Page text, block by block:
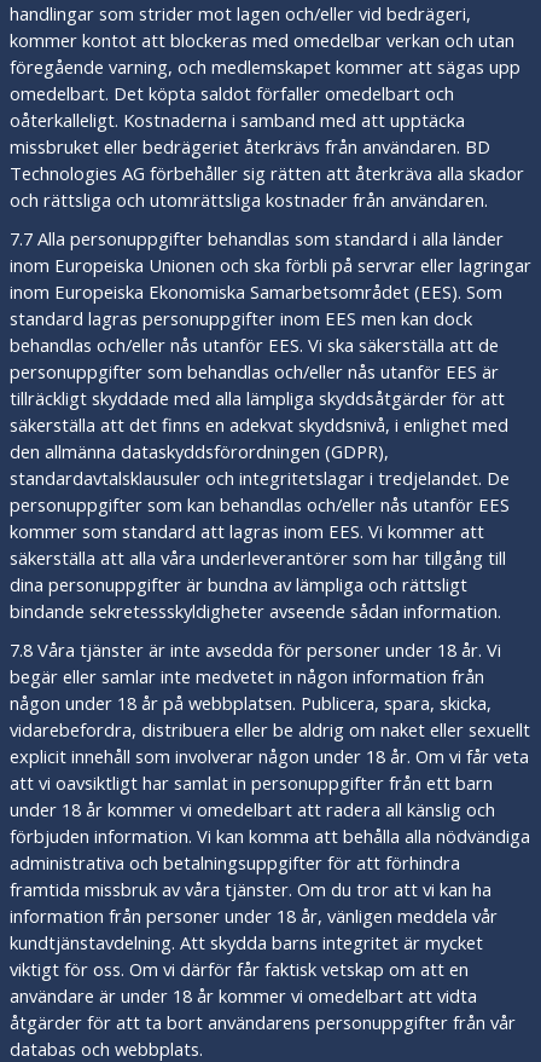
handlingar som strider mot lagen och/eller vid bedrägeri,
kommer kontot att blockeras med omedelbar verkan och utan
föregående varning, och medlemskapet kommer att sägas upp
omedelbart. Det köpta saldot förfaller omedelbart och
oåterkalleligt. Kostnaderna i samband med att upptäcka
missbruket eller bedrägeriet återkrävs från användaren. BD
Technologies AG förbehåller sig rätten att återkräva alla skador
och rättsliga och utomrättsliga kostnader från användaren.
7.7 Alla personuppgifter behandlas som standard i alla länder
inom Europeiska Unionen och ska förbli på servrar eller lagringar
inom Europeiska Ekonomiska Samarbetsområdet (EES). Som
standard lagras personuppgifter inom EES men kan dock
behandlas och/eller nås utanför EES. Vi ska säkerställa att de
personuppgifter som behandlas och/eller nås utanför EES är
tillräckligt skyddade med alla lämpliga skyddsåtgärder för att
säkerställa att det finns en adekvat skyddsnivå, i enlighet med
den allmänna dataskyddsförordningen (GDPR),
standardavtalsklausuler och integritetslagar i tredjelandet. De
personuppgifter som kan behandlas och/eller nås utanför EES
kommer som standard att lagras inom EES. Vi kommer att
säkerställa att alla våra underleverantörer som har tillgång till
dina personuppgifter är bundna av lämpliga och rättsligt
bindande sekretessskyldigheter avseende sådan information.
7.8 Våra tjänster är inte avsedda för personer under 18 år. Vi
begär eller samlar inte medvetet in någon information från
någon under 18 år på webbplatsen. Publicera, spara, skicka,
vidarebefordra, distribuera eller be aldrig om naket eller sexuellt
explicit innehåll som involverar någon under 18 år. Om vi får veta
att vi oavsiktligt har samlat in personuppgifter från ett barn
under 18 år kommer vi omedelbart att radera all känslig och
förbjuden information. Vi kan komma att behålla alla nödvändiga
administrativa och betalningsuppgifter för att förhindra
framtida missbruk av våra tjänster. Om du tror att vi kan ha
information från personer under 18 år, vänligen meddela vår
kundtjänstavdelning. Att skydda barns integritet är mycket
viktigt för oss. Om vi därför får faktisk vetskap om att en
användare är under 18 år kommer vi omedelbart att vidta
åtgärder för att ta bort användarens personuppgifter från vår
databas och webbplats.